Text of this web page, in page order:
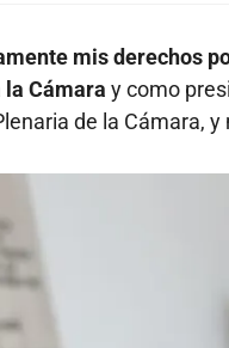
mis derechos
Cámara y como
de la Cámara,